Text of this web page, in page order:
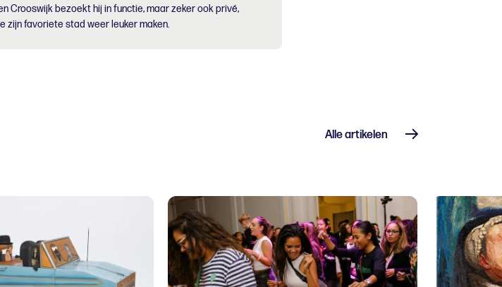
Crooswijk bezoekt hij in functie, maar zeker ook privé,
zijn favoriete stad weer leuker maken.
Alle artikelen